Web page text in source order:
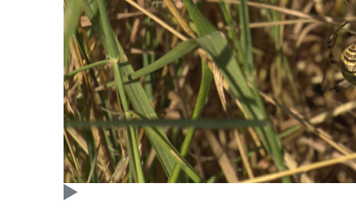
08 août 2026Consulter l'article "Au Moeraske, Bart
Marathon de contrôles de vitesse
ce week-end: “Une moto a été
flashée à 121 km/h sur l’avenue de
Tervuren”